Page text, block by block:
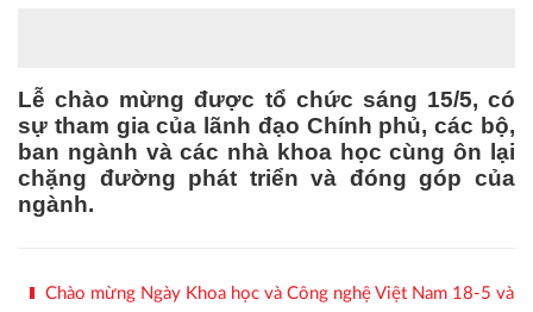
Lễ chào mừng được tổ chức sáng 15/5, có
sự tham gia của lãnh đạo Chính phủ, các bộ,
ban ngành và các nhà khoa học cùng ôn lại
chặng đường phát triển và đóng góp của
ngành.
Chào mừng Ngày Khoa học và Công nghệ Việt Nam 18-5 và